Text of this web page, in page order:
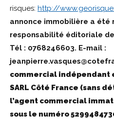
risques: http://
annonce immobilière a été
responsabilité éditoriale de
Tél : 0768246603. E-mail :
commercial indépendant
SARL Côté France (sans
l’agent commercial
sous le numéro